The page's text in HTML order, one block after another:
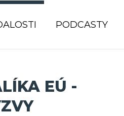
PODCASTY
EÚ -